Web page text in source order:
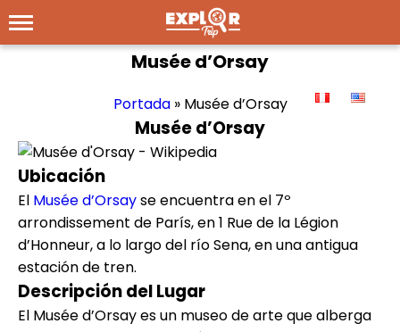
Musée d’Orsay
Portada» Musée d’Orsay
Musée d’Orsay
Ubicación
El Musée d’Orsayse encuentra en el 7º
arrondissement de París, en 1 Rue de la Légion
d’Honneur, a lo largo del río Sena, en una antigua
estación de tren.
Descripción del Lugar
El Musée d’Orsay es un museo de arte que alberga